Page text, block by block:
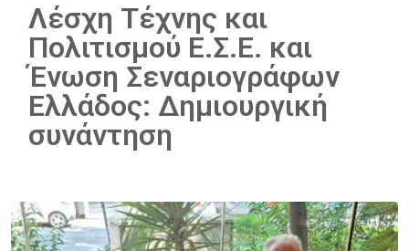
Λέσχη Τέχνης και
Πολιτισμού Ε.Σ.Ε. και
Ένωση Σεναριογράφων
Ελλάδος: Δημιουργική
συνάντηση